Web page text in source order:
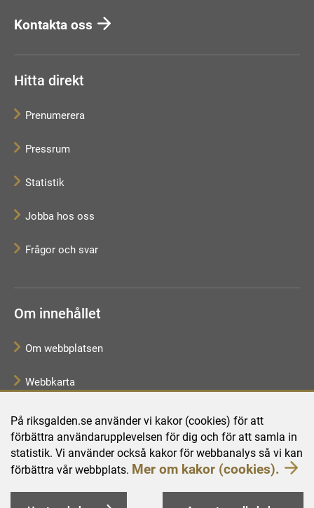
På riksgalden.se använder vi kakor (cookies) för att
förbättra användarupplevelsen för dig och för att samla in
statistik. Vi använder också kakor för webbanalys så vi kan
förbättra vår webbplats. Mer om kakor (cookies).
Kontakta oss
Hitta direkt
Prenumerera
Pressrum
Statistik
Jobba hos oss
Frågor och svar
Om innehållet
Om webbplatsen
Webbkarta
Tillgänglighetsredogörelse
Behandling av personuppgifter